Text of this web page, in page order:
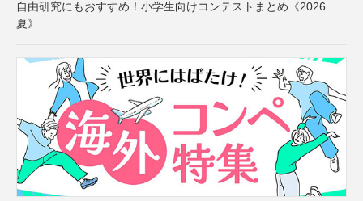
自由研究にもおすすめ！小学生向けコンテストまとめ《2026
夏》